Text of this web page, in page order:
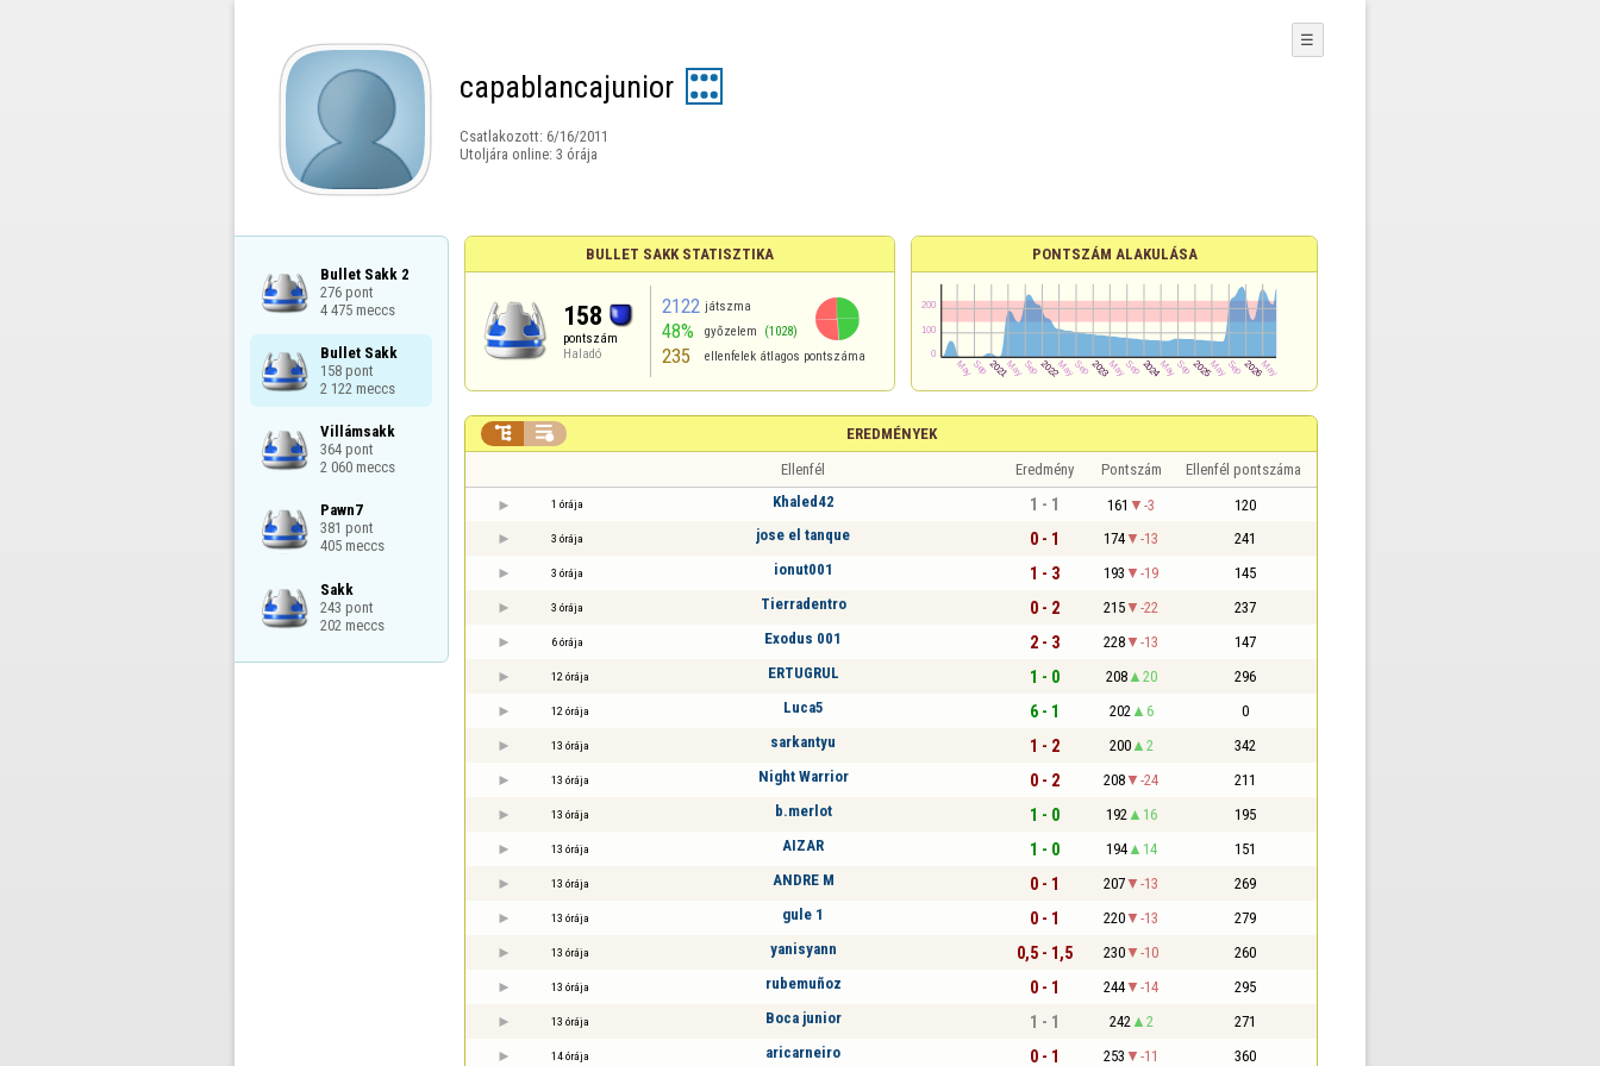
capablancajunior
Csatlakozott: 6/16/2011
Utoljára online: 3 órája
☰
Bullet Sakk 2
276 pont
4 475 meccs
Bullet Sakk
158 pont
2 122 meccs
Villámsakk
364 pont
2 060 meccs
Pawn7
381 pont
405 meccs
Sakk
243 pont
202 meccs
BULLET SAKK STATISZTIKA
158
pontszám
Haladó
2122 játszma
48% győzelem (1028)
235 ellenfelek átlagos pontszáma
PONTSZÁM ALAKULÁSA
EREDMÉNYEK
 
Ellenfél Eredmény Pontszám Ellenfél pontszáma
1 órája Khaled42 1 - 1 161 -3 120
3 órája jose el tanque 0 - 1 174 -13 241
3 órája ionut001 1 - 3 193 -19 145
3 órája Tierradentro 0 - 2 215 -22 237
6 órája Exodus 001 2 - 3 228 -13 147
12 órája ERTUGRUL 1 - 0 208 20 296
12 órája Luca5 6 - 1 202 6 0
13 órája sarkantyu 1 - 2 200 2 342
13 órája Night Warrior 0 - 2 208 -24 211
13 órája b.merlot 1 - 0 192 16 195
13 órája AIZAR 1 - 0 194 14 151
13 órája ANDRE M 0 - 1 207 -13 269
13 órája gule 1 0 - 1 220 -13 279
13 órája yanisyann 0,5 - 1,5 230 -10 260
13 órája rubemuñoz 0 - 1 244 -14 295
13 órája Boca junior 1 - 1 242 2 271
14 órája aricarneiro 0 - 1 253 -11 360